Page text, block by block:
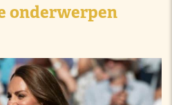
onderwerpen